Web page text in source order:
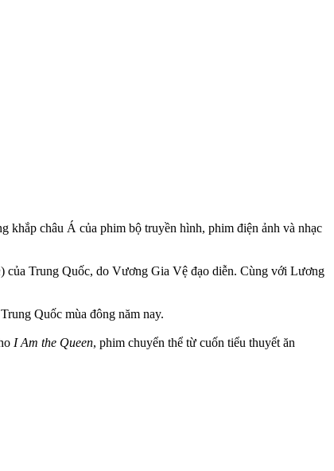
khắp châu Á của phim bộ truyền hình, phim điện ảnh và nhạc
) của Trung Quốc, do Vương Gia Vệ đạo diễn. Cùng với Lương
Quốc mùa đông năm nay.
I Am the Queen, phim chuyển thể từ cuốn tiểu thuyết ăn